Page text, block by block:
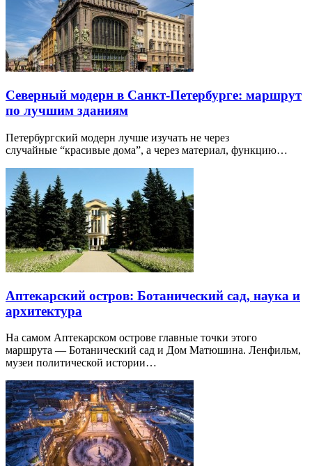
Северный модерн в Санкт-Петербурге: маршрут
по лучшим зданиям
Петербургский модерн лучше изучать не через
случайные “красивые дома”, а через материал, функцию…
Аптекарский остров: Ботанический сад, наука и
архитектура
На самом Аптекарском острове главные точки этого
маршрута — Ботанический сад и Дом Матюшина. Ленфильм,
музеи политической истории…